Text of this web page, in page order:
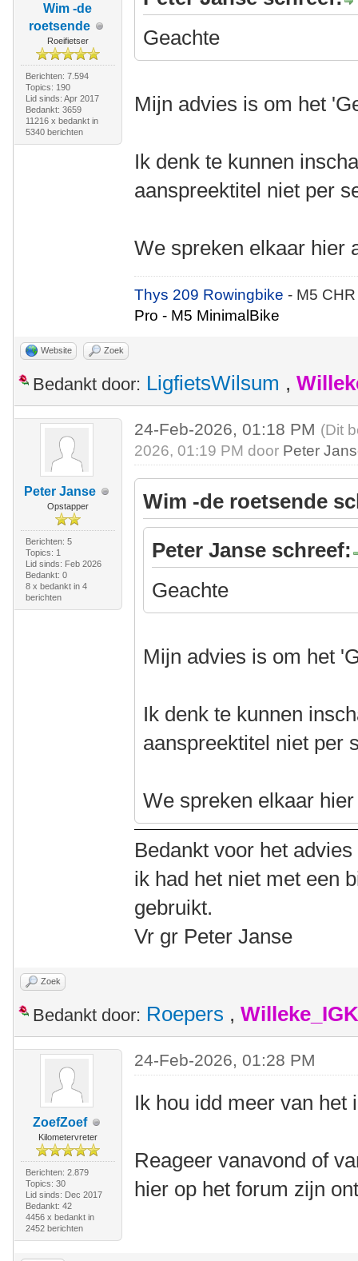
Wim -de
roetsende
Roeifietser
Berichten: 7.594
Topics: 190
Lid sinds: Apr 2017
Bedankt: 3659
11216 x bedankt in
5340 berichten
Geachte
Mijn advies is om het
Ik denk te kunnen
aanspreektitel niet per
We spreken elkaar hier
Thys 209 Rowingbike- M5
Pro - M5 MinimalBike
Website Zoek
Bedankt door: LigfietsWilsum ,
Peter Janse
Opstapper
Berichten: 5
Topics: 1
Lid sinds: Feb 2026
Bedankt: 0
8 x bedankt in 4
berichten
24-Feb-2026, 01:18 PM (Dit
2026, 01:19 PM door Peter
Wim -de roetsende
Peter Janse schreef:
Geachte
Mijn advies is om het
Ik denk te kunnen
aanspreektitel niet per
We spreken elkaar
Bedankt voor het
ik had het niet met een
gebruikt.
Vr gr Peter Janse
Zoek
Bedankt door: Roepers ,
ZoefZoef
Kilometervreter
Berichten: 2.879
Topics: 30
Lid sinds: Dec 2017
Bedankt: 42
4456 x bedankt in
2452 berichten
24-Feb-2026, 01:28 PM
Ik hou idd meer van
Reageer vanavond of
hier op het forum zijn